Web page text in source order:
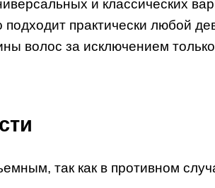
и классических
практически любой
волос за исключением
так как в противном